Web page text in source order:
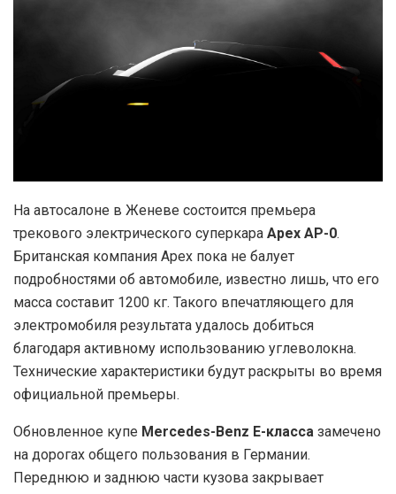
На автосалоне в Женеве состоится премьера
трекового электрического суперкара Apex AP-0.
Британская компания Apex пока не балует
подробностями об автомобиле, известно лишь, что его
масса составит 1200 кг. Такого впечатляющего для
электромобиля результата удалось добиться
благодаря активному использованию углеволокна.
Технические характеристики будут раскрыты во время
официальной премьеры.
Обновленное купе Mercedes-Benz E-класса замечено
на дорогах общего пользования в Германии.
Переднюю и заднюю части кузова закрывает